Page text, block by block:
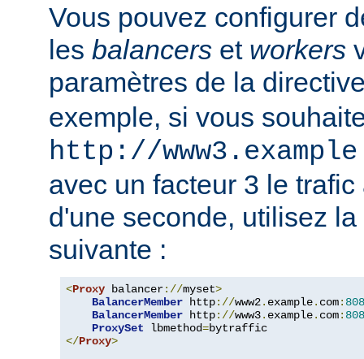
Vous pouvez configurer
les balancers et workers
paramètres de la
exemple, si vous
http://
avec un facteur 3 le
d'une seconde, utilisez
suivante :
<Proxy balancer://myset>
BalancerMember http://www2. example. com:
BalancerMember http://www3. example. com:
ProxySet lbmethod=
</Proxy>